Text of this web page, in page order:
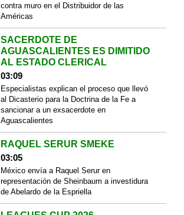
contra muro en el Distribuidor de las
Américas
SACERDOTE DE
AGUASCALIENTES ES DIMITIDO
AL ESTADO CLERICAL
03:09
Especialistas explican el proceso que llevó
al Dicasterio para la Doctrina de la Fe a
sancionar a un exsacerdote en
Aguascalientes
RAQUEL SERUR SMEKE
03:05
México envía a Raquel Serur en
representación de Sheinbaum a investidura
de Abelardo de la Espriella